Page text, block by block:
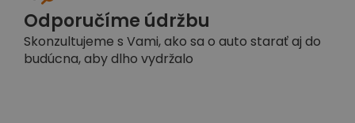
Odporučíme údržbu
Skonzultujeme s Vami, ako sa o auto starať aj do
budúcna, aby dlho vydržalo